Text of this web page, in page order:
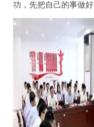
功，先把自己的事做